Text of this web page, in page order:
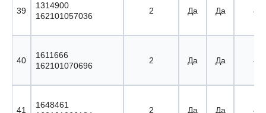
39
1314900
162101057036
2 Да Да 47
40
1611666
162101070696
2 Да Да 48
41
1648461
2 Да Да 49